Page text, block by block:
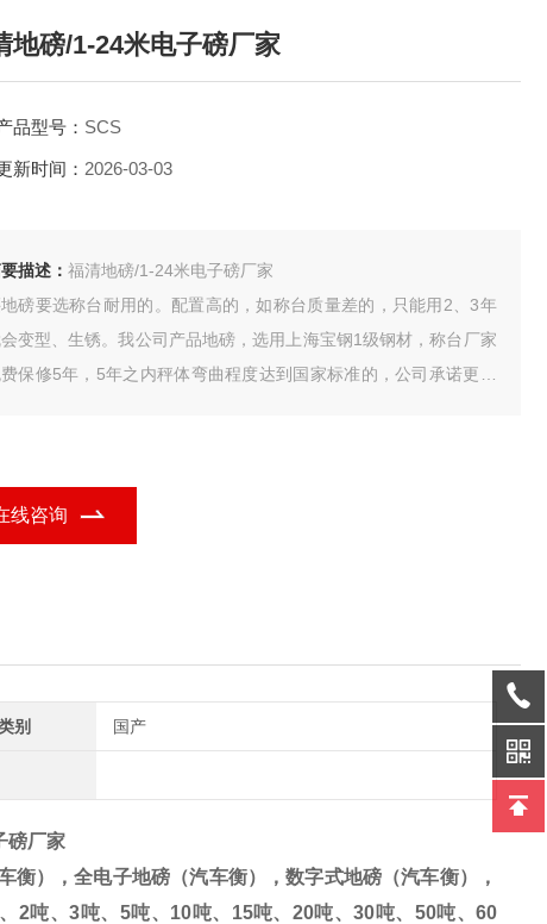
地磅/1-24米电子磅厂家
品型号： SCS
新时间： 2026-03-03
描述： 福清地磅/1-24米电子磅厂家
磅要选称台耐用的。配置高的，如称台质量差的，只能用2、3年
变型、生锈。我公司产品地磅，选用上海宝钢1级钢材，称台厂家
保修5年，5年之内秤体弯曲程度达到国家标准的，公司承诺更换
线咨询
别 国产
磅厂家
衡），全电子地磅（汽车衡），数字式地磅（汽车衡），
2吨、3吨、 5吨、 10吨、 15吨、 20吨、30吨、 50吨、60